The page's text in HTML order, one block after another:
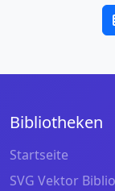
Bibliotheken
Startseite
SVG Vektor